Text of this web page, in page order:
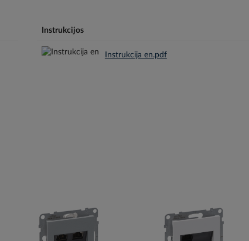
Instrukcijos
Instrukcija en.pdf